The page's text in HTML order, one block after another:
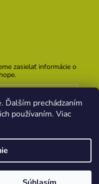
Ďalším prechádzaním
používaním. Viac
zasielať informácie o
ochrany
PekneWeby